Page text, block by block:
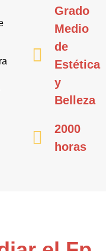
Grado
Medio
de
Estética
y
Belleza
2000
horas